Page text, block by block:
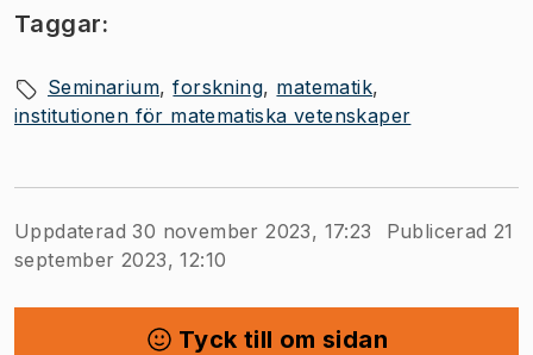
Taggar:
Seminarium forskning matematik
institutionen för matematiska vetenskaper
Uppdaterad 30 november 2023, 17:23
Publicerad 21
september 2023, 12:10
Tyck till om sidan